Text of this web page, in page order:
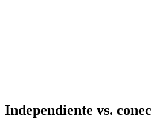
Independiente vs.